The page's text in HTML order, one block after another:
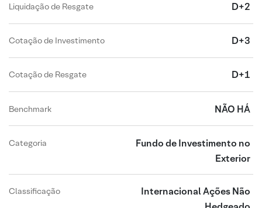
Liquidação de Resgate D+2
Cotação de Investimento D+3
Cotação de Resgate D+1
Benchmark NÃO HÁ
Categoria
Fundo de Investimento no
Exterior
Classificação
Internacional Ações Não